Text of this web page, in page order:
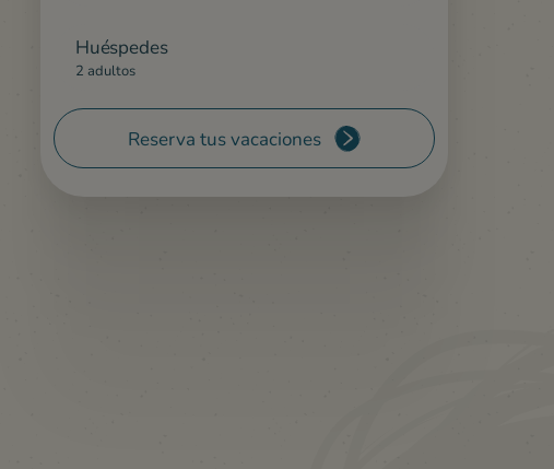
Huéspedes
2 adultos
Reserva tus vacaciones